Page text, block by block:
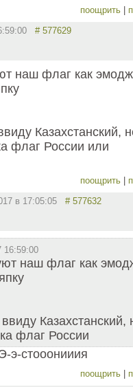
поощрить
# 577629
наш флаг как
Казахстанский,
флаг России или
поощрить
в 17:05:05 # 577632
16:59:00
наш флаг как
Казахстанский,
флаг России
э-стооонииия
поощрить